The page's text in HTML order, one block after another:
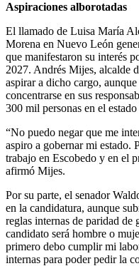
Aspiraciones alborotadas
El llamado de Luisa María
Morena en Nuevo León
que manifestaron su interés
2027. Andrés Mijes, alcalde
aspirar a dicho cargo,
concentrarse en sus
300 mil personas en el
“No puedo negar que me
aspiro a gobernar mi estado.
trabajo en Escobedo y en el
afirmó Mijes.
Por su parte, el senador
en la candidatura, aunque
reglas internas de paridad de
candidato será hombre o
primero debo cumplir mi
internas para poder pedir la